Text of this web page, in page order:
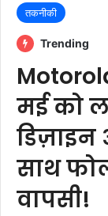
तकनीकी
Trending
मई को
साथ
वापसी!